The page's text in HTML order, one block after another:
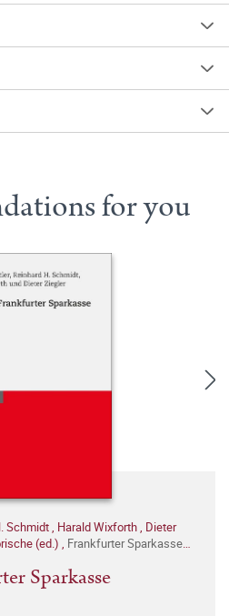
for you
Schmidt, Harald Wixforth, Dieter
(ed.) , Frankfurter Sparkasse
Sparkasse